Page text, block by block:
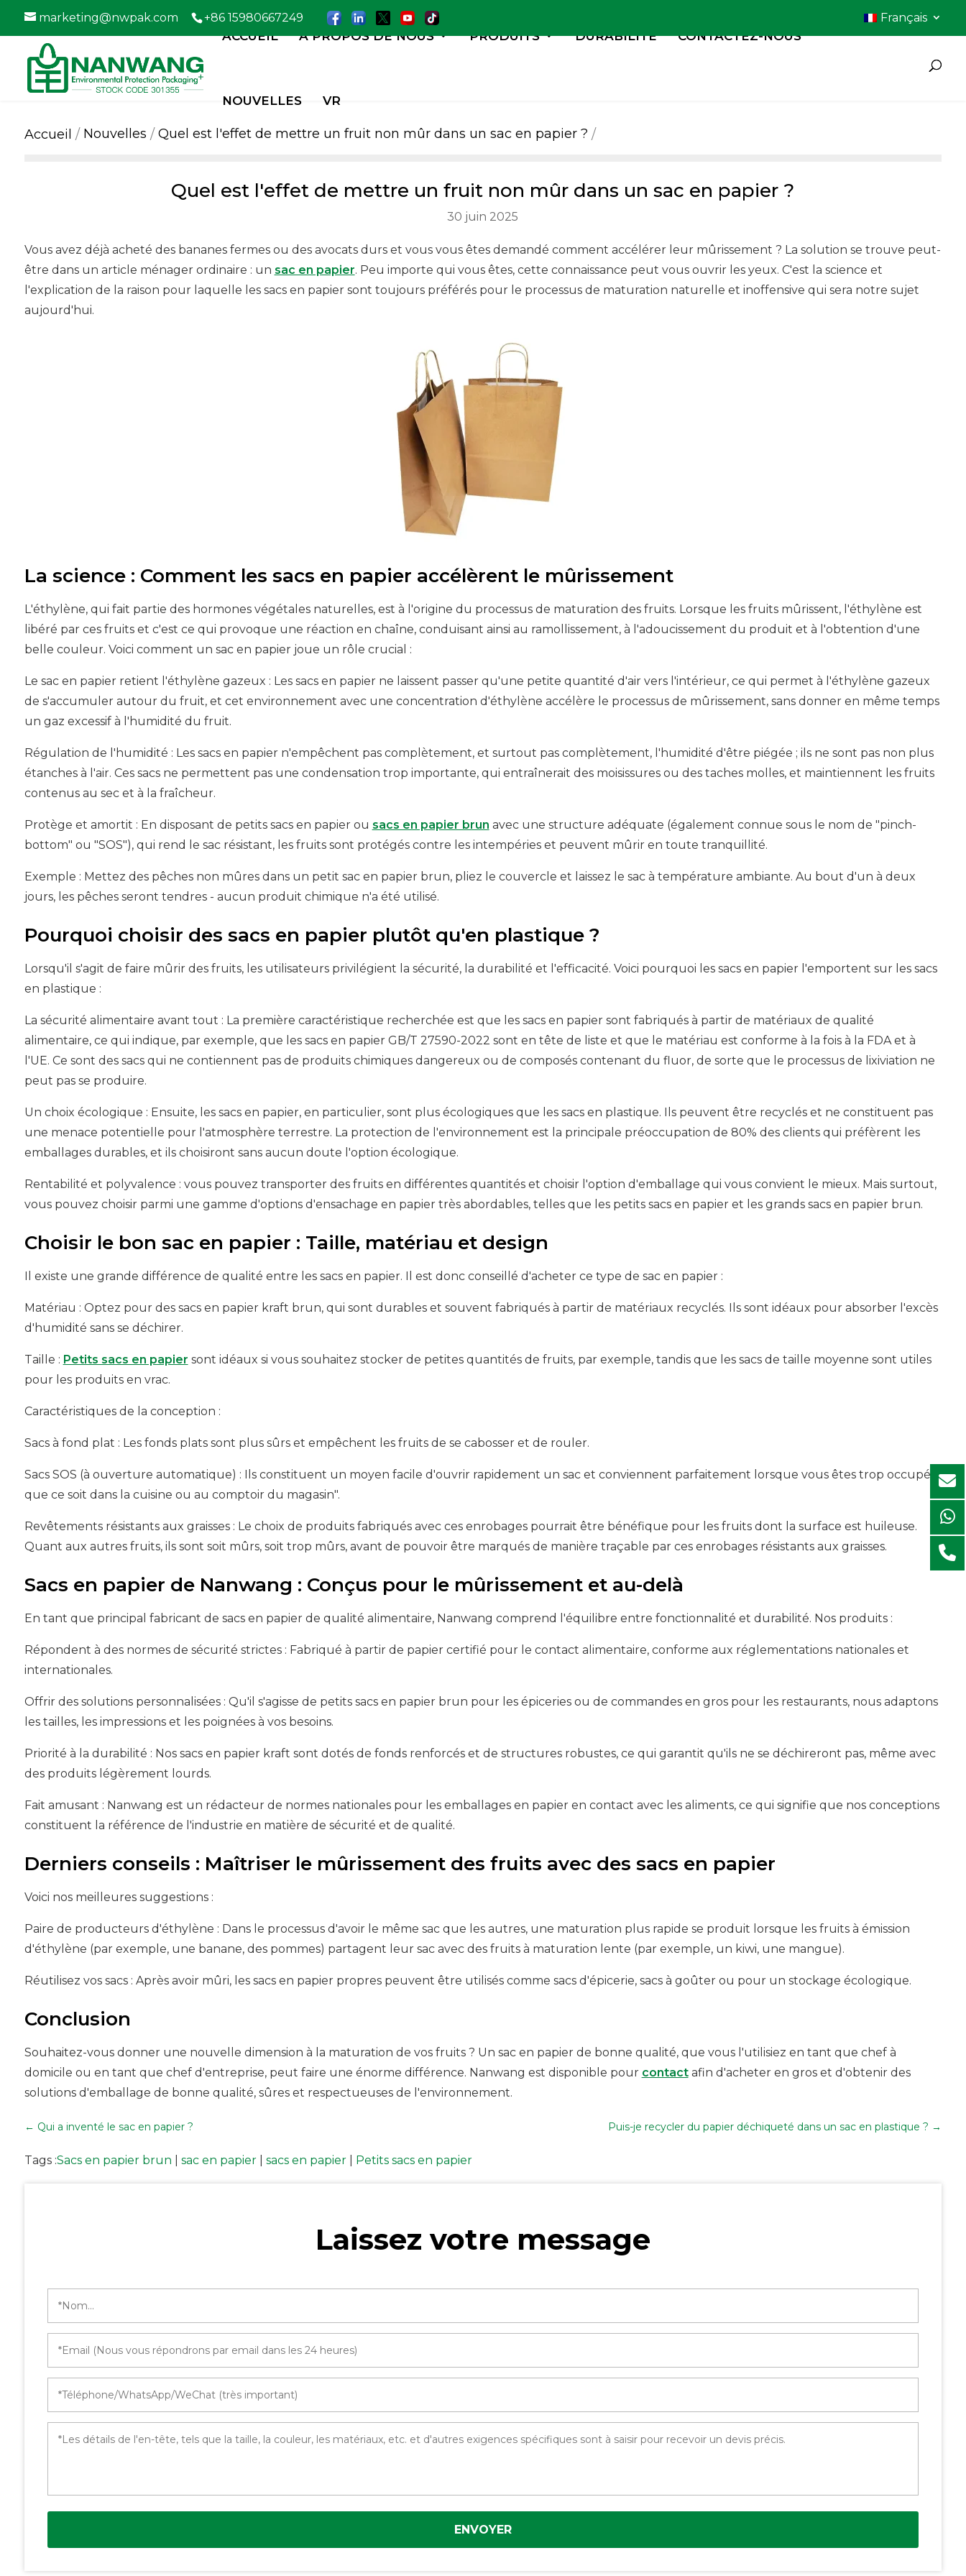
marketing@nwpak.com +86 15980667249 Français
ACCUEIL À PROPOS DE NOUS PRODUITS DURABILITÉ CONTACTEZ-NOUS
NOUVELLES VR
Accueil Nouvelles Quel est l'effet de mettre un fruit non mûr dans un sac en papier ?
Quel est l'effet de mettre un fruit non mûr dans un sac en papier ?
30 juin 2025
Vous avez déjà acheté des bananes fermes ou des avocats durs et vous vous êtes demandé comment accélérer leur mûrissement ? La solution se trouve peut-
être dans un article ménager ordinaire : un sac en papier. Peu importe qui vous êtes, cette connaissance peut vous ouvrir les yeux. C'est la science et
l'explication de la raison pour laquelle les sacs en papier sont toujours préférés pour le processus de maturation naturelle et inoffensive qui sera notre sujet
aujourd'hui.
La science : Comment les sacs en papier accélèrent le mûrissement
L'éthylène, qui fait partie des hormones végétales naturelles, est à l'origine du processus de maturation des fruits. Lorsque les fruits mûrissent, l'éthylène est
libéré par ces fruits et c'est ce qui provoque une réaction en chaîne, conduisant ainsi au ramollissement, à l'adoucissement du produit et à l'obtention d'une
belle couleur. Voici comment un sac en papier joue un rôle crucial :
Le sac en papier retient l'éthylène gazeux : Les sacs en papier ne laissent passer qu'une petite quantité d'air vers l'intérieur, ce qui permet à l'éthylène gazeux
de s'accumuler autour du fruit, et cet environnement avec une concentration d'éthylène accélère le processus de mûrissement, sans donner en même temps
un gaz excessif à l'humidité du fruit.
Régulation de l'humidité : Les sacs en papier n'empêchent pas complètement, et surtout pas complètement, l'humidité d'être piégée ; ils ne sont pas non plus
étanches à l'air. Ces sacs ne permettent pas une condensation trop importante, qui entraînerait des moisissures ou des taches molles, et maintiennent les fruits
contenus au sec et à la fraîcheur.
Protège et amortit : En disposant de petits sacs en papier ou sacs en papier brun avec une structure adéquate (également connue sous le nom de "pinch-
bottom" ou "SOS"), qui rend le sac résistant, les fruits sont protégés contre les intempéries et peuvent mûrir en toute tranquillité.
Exemple : Mettez des pêches non mûres dans un petit sac en papier brun, pliez le couvercle et laissez le sac à température ambiante. Au bout d'un à deux
jours, les pêches seront tendres - aucun produit chimique n'a été utilisé.
Pourquoi choisir des sacs en papier plutôt qu'en plastique ?
Lorsqu'il s'agit de faire mûrir des fruits, les utilisateurs privilégient la sécurité, la durabilité et l'efficacité. Voici pourquoi les sacs en papier l'emportent sur les sacs
en plastique :
La sécurité alimentaire avant tout : La première caractéristique recherchée est que les sacs en papier sont fabriqués à partir de matériaux de qualité
alimentaire, ce qui indique, par exemple, que les sacs en papier GB/T 27590-2022 sont en tête de liste et que le matériau est conforme à la fois à la FDA et à
l'UE. Ce sont des sacs qui ne contiennent pas de produits chimiques dangereux ou de composés contenant du fluor, de sorte que le processus de lixiviation ne
peut pas se produire.
Un choix écologique : Ensuite, les sacs en papier, en particulier, sont plus écologiques que les sacs en plastique. Ils peuvent être recyclés et ne constituent pas
une menace potentielle pour l'atmosphère terrestre. La protection de l'environnement est la principale préoccupation de 80% des clients qui préfèrent les
emballages durables, et ils choisiront sans aucun doute l'option écologique.
Rentabilité et polyvalence : vous pouvez transporter des fruits en différentes quantités et choisir l'option d'emballage qui vous convient le mieux. Mais surtout,
vous pouvez choisir parmi une gamme d'options d'ensachage en papier très abordables, telles que les petits sacs en papier et les grands sacs en papier brun.
Choisir le bon sac en papier : Taille, matériau et design
Il existe une grande différence de qualité entre les sacs en papier. Il est donc conseillé d'acheter ce type de sac en papier :
Matériau : Optez pour des sacs en papier kraft brun, qui sont durables et souvent fabriqués à partir de matériaux recyclés. Ils sont idéaux pour absorber l'excès
d'humidité sans se déchirer.
Taille : Petits sacs en papier sont idéaux si vous souhaitez stocker de petites quantités de fruits, par exemple, tandis que les sacs de taille moyenne sont utiles
pour les produits en vrac.
Caractéristiques de la conception :
Sacs à fond plat : Les fonds plats sont plus sûrs et empêchent les fruits de se cabosser et de rouler.
Sacs SOS (à ouverture automatique) : Ils constituent un moyen facile d'ouvrir rapidement un sac et conviennent parfaitement lorsque vous êtes trop occupé,
que ce soit dans la cuisine ou au comptoir du magasin".
Revêtements résistants aux graisses : Le choix de produits fabriqués avec ces enrobages pourrait être bénéfique pour les fruits dont la surface est huileuse.
Quant aux autres fruits, ils sont soit mûrs, soit trop mûrs, avant de pouvoir être marqués de manière traçable par ces enrobages résistants aux graisses.
Sacs en papier de Nanwang : Conçus pour le mûrissement et au-delà
En tant que principal fabricant de sacs en papier de qualité alimentaire, Nanwang comprend l'équilibre entre fonctionnalité et durabilité. Nos produits :
Répondent à des normes de sécurité strictes : Fabriqué à partir de papier certifié pour le contact alimentaire, conforme aux réglementations nationales et
internationales.
Offrir des solutions personnalisées : Qu'il s'agisse de petits sacs en papier brun pour les épiceries ou de commandes en gros pour les restaurants, nous adaptons
les tailles, les impressions et les poignées à vos besoins.
Priorité à la durabilité : Nos sacs en papier kraft sont dotés de fonds renforcés et de structures robustes, ce qui garantit qu'ils ne se déchireront pas, même avec
des produits légèrement lourds.
Fait amusant : Nanwang est un rédacteur de normes nationales pour les emballages en papier en contact avec les aliments, ce qui signifie que nos conceptions
constituent la référence de l'industrie en matière de sécurité et de qualité.
Derniers conseils : Maîtriser le mûrissement des fruits avec des sacs en papier
Voici nos meilleures suggestions :
Paire de producteurs d'éthylène : Dans le processus d'avoir le même sac que les autres, une maturation plus rapide se produit lorsque les fruits à émission
d'éthylène (par exemple, une banane, des pommes) partagent leur sac avec des fruits à maturation lente (par exemple, un kiwi, une mangue).
Réutilisez vos sacs : Après avoir mûri, les sacs en papier propres peuvent être utilisés comme sacs d'épicerie, sacs à goûter ou pour un stockage écologique.
Conclusion
Souhaitez-vous donner une nouvelle dimension à la maturation de vos fruits ? Un sac en papier de bonne qualité, que vous l'utilisiez en tant que chef à
domicile ou en tant que chef d'entreprise, peut faire une énorme différence. Nanwang est disponible pour contactafin d'acheter en gros et d'obtenir des
solutions d'emballage de bonne qualité, sûres et respectueuses de l'environnement.
← Qui a inventé le sac en papier ? Puis-je recycler du papier déchiqueté dans un sac en plastique ? →
Tags :Sacs en papier brun sac en papier| sacs en papier| Petits sacs en papier
Laissez votre message
ENVOYER